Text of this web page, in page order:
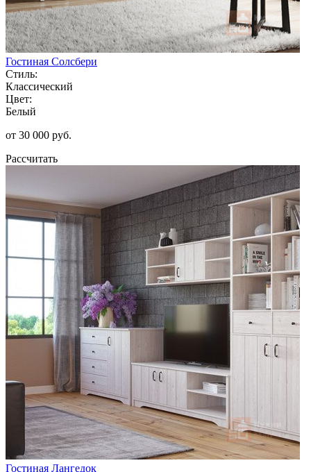
Гостиная Солсбери
Стиль:
Классический
Цвет:
Белый
от 30 000 руб.
Рассчитать
Гостиная Лангедок